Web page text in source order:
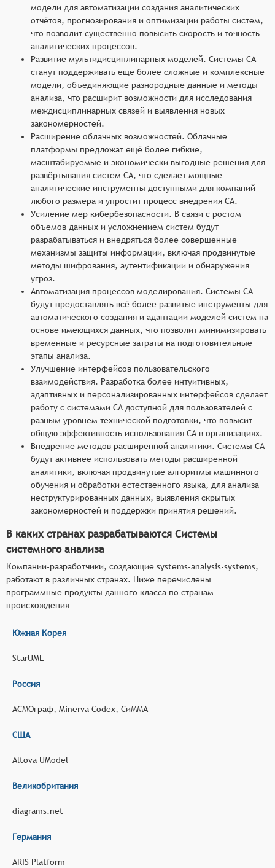
модели для автоматизации создания аналитических
отчётов, прогнозирования и оптимизации работы систем,
что позволит существенно повысить скорость и точность
аналитических процессов.
Развитие мультидисциплинарных моделей. Системы СА
станут поддерживать ещё более сложные и комплексные
модели, объединяющие разнородные данные и методы
анализа, что расширит возможности для исследования
междисциплинарных связей и выявления новых
закономерностей.
Расширение облачных возможностей. Облачные
платформы предложат ещё более гибкие,
масштабируемые и экономически выгодные решения для
развёртывания систем СА, что сделает мощные
аналитические инструменты доступными для компаний
любого размера и упростит процесс внедрения СА.
Усиление мер кибербезопасности. В связи с ростом
объёмов данных и усложнением систем будут
разрабатываться и внедряться более совершенные
механизмы защиты информации, включая продвинутые
методы шифрования, аутентификации и обнаружения
угроз.
Автоматизация процессов моделирования. Системы СА
будут предоставлять всё более развитые инструменты для
автоматического создания и адаптации моделей систем на
основе имеющихся данных, что позволит минимизировать
временные и ресурсные затраты на подготовительные
этапы анализа.
Улучшение интерфейсов пользовательского
взаимодействия. Разработка более интуитивных,
адаптивных и персонализированных интерфейсов сделает
работу с системами СА доступной для пользователей с
разным уровнем технической подготовки, что повысит
общую эффективность использования СА в организациях.
Внедрение методов расширенной аналитики. Системы СА
будут активнее использовать методы расширенной
аналитики, включая продвинутые алгоритмы машинного
обучения и обработки естественного языка, для анализа
неструктурированных данных, выявления скрытых
закономерностей и поддержки принятия решений.
В каких странах разрабатываются Системы
системного анализа
Компании-разработчики, создающие systems-analysis-systems,
работают в различных странах. Ниже перечислены
программные продукты данного класса по странам
происхождения
Южная Корея
StarUML
Россия
АСМОграф, Minerva Codex, СиММА
США
Altova UModel
Великобритания
diagrams.net
Германия
ARIS Platform